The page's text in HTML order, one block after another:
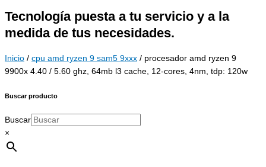
Tecnología puesta a tu servicio y a la
medida de tus necesidades.
Inicio / cpu amd ryzen 9 sam5 9xxx / procesador amd ryzen 9
9900x 4.40 / 5.60 ghz, 64mb l3 cache, 12-cores, 4nm, tdp: 120w
Buscar producto
Buscar
×